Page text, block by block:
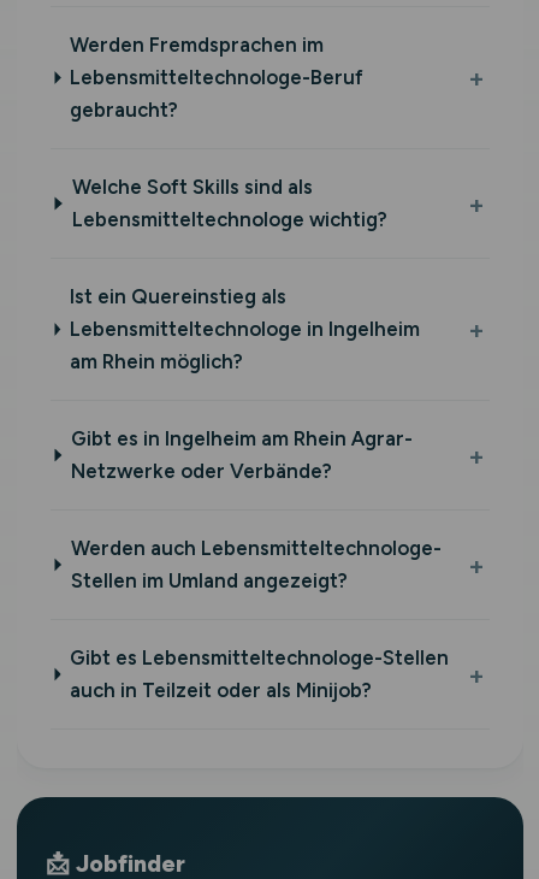
Werden Fremdsprachen im
Lebensmitteltechnologe-Beruf
gebraucht?
Welche Soft Skills sind als
Lebensmitteltechnologe wichtig?
Ist ein Quereinstieg als
Lebensmitteltechnologe in Ingelheim
am Rhein möglich?
Gibt es in Ingelheim am Rhein Agrar-
Netzwerke oder Verbände?
Werden auch Lebensmitteltechnologe-
Stellen im Umland angezeigt?
Gibt es Lebensmitteltechnologe-Stellen
auch in Teilzeit oder als Minijob?
📩 Jobfinder